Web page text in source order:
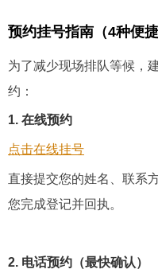
预约挂号指南（4种便捷
为了减少现场排队等候，
约：
1. 在线预约
点击在线挂号
直接提交您的姓名、联系
您完成登记并回执。
2. 电话预约（最快确认）